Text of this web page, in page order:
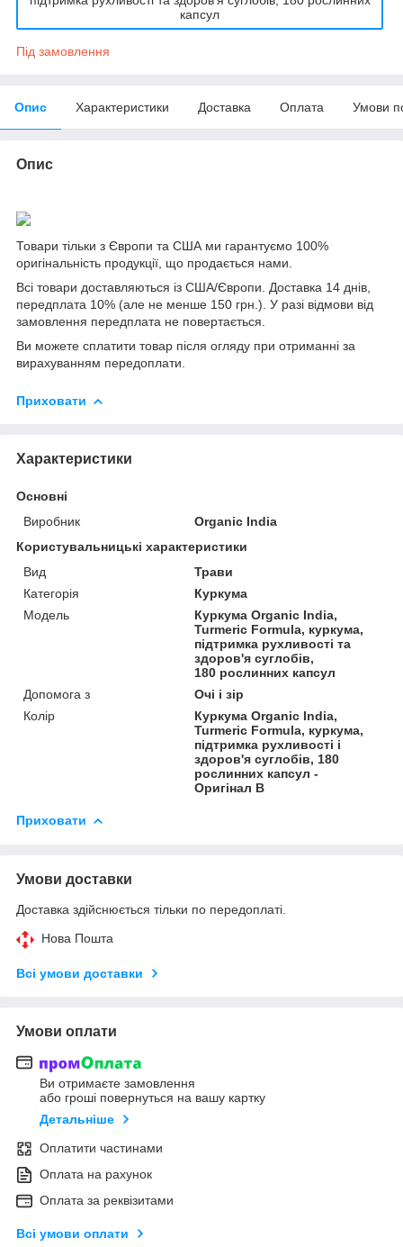
капсул
Під замовлення
Опис Характеристики Доставка Оплата Умови
Опис
Товари тільки з Європи та США ми гарантуємо 100%
оригінальність продукції, що продається нами.
Всі товари доставляються із США/Європи. Доставка 14 днів,
передплата 10% (але не менше 150 грн.). У разі відмови від
замовлення передплата не повертається.
Ви можете сплатити товар після огляду при отриманні за
вирахуванням передоплати.
Приховати
Характеристики
Основні
Виробник
Organic India
Користувальницькі характеристики
Вид
Трави
Категорія
Куркума
Мoдель
Куркума Organic India,
Turmeric Formula, куркума,
підтримка рухливості та
здоров'я суглобів,
180 рослинних капсул
Допомога з
Очі і зір
Колір
Куркума Organic India,
Turmeric Formula, куркума,
підтримка рухливості і
здоров'я суглобів, 180
рослинних капсул -
Оригінал B
Приховати
Умови доставки
Доставка здійснюється тільки по передоплаті.
Нова Пошта
Всі умови доставки
Умови оплати
Ви отримаєте замовлення
або гроші повернуться на вашу картку
Детальніше
Оплатити частинами
Оплата на рахунок
Оплата за реквізитами
Всі умови оплати